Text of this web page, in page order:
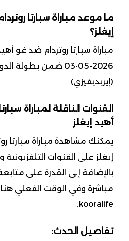
ما موعد مباراة سبارتا
إيغلز؟
مباراة سبارتا روتردام ضد غو
2026-05-03 ضمن
(إيريديفيزي)
القنوات الناقلة لمباراة
أهيد إيغلز
يمكنك مشاهدة مباراة سبارتا
إيغلز على القنوات
بالإضافة إلى القدرة على
مباشرة وفي الوقت الفعلي
kooralife.
تفاصيل الحدث: